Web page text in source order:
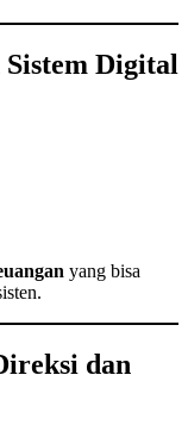
Digital
yang bisa
dan